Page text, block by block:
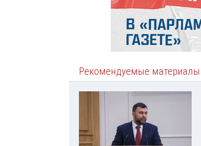
Рекомендуемые материалы